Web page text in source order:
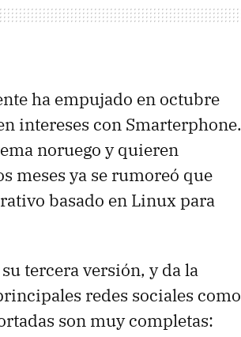
ha empujado en octubre
intereses con Smarterphone.
noruego y quieren
meses ya se rumoreó que
basado en Linux para
tercera versión, y da la
redes sociales como
son muy completas: